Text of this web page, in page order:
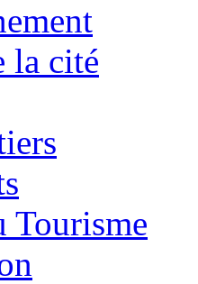
la cité
Tourisme